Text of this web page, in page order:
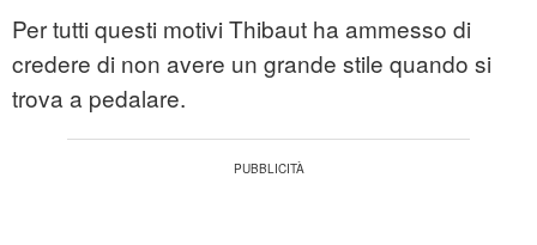
Per tutti questi motivi Thibaut ha ammesso di
credere di non avere un grande stile quando si
trova a pedalare.